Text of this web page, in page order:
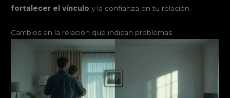
fortalecer el vínculo y la confianza en tu relación.
Cambios en la relación que indican problemas